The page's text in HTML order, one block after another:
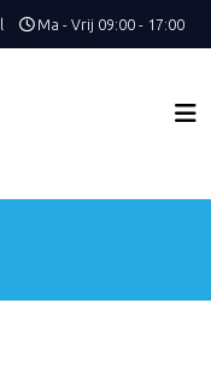
Ma - Vrij 09:00 - 17:00